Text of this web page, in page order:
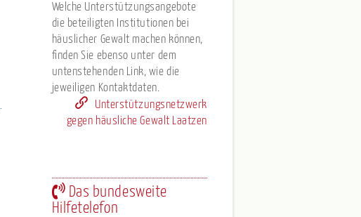
Welche Unterstützungsangebote
die beteiligten Institutionen bei
häuslicher Gewalt machen können,
finden Sie ebenso unter dem
untenstehenden Link, wie die
jeweiligen Kontaktdaten.
Unterstützungsnetzwerk
gegen häusliche Gewalt Laatzen
Das bundesweite
Hilfetelefon